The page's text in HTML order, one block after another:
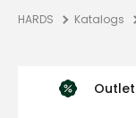
HARDS Katalogs
Outlet